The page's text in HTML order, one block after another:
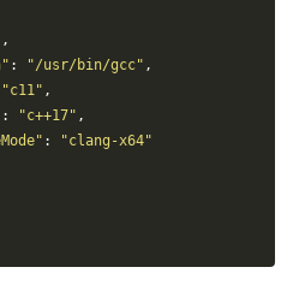
: "/usr/bin/gcc" ,
"c11" ,
: "c++17" ,
:
"clang-x64"